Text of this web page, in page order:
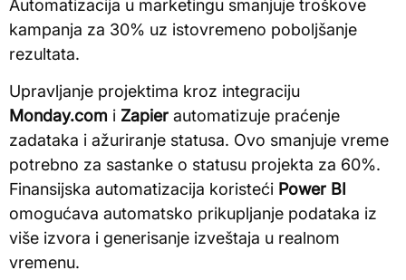
Automatizacija u marketingu smanjuje troškove
kampanja za 30% uz istovremeno poboljšanje
rezultata.
Upravljanje projektima kroz integraciju
Monday.com i Zapier automatizuje praćenje
zadataka i ažuriranje statusa. Ovo smanjuje vreme
potrebno za sastanke o statusu projekta za 60%.
Finansijska automatizacija koristeći Power BI
omogućava automatsko prikupljanje podataka iz
više izvora i generisanje izveštaja u realnom
vremenu.